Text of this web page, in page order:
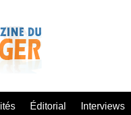
Éditorial Interviews